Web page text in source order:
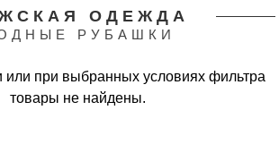
ОДЕЖДА
РУБАШКИ
или при выбранных условиях фильтра
товары не найдены.